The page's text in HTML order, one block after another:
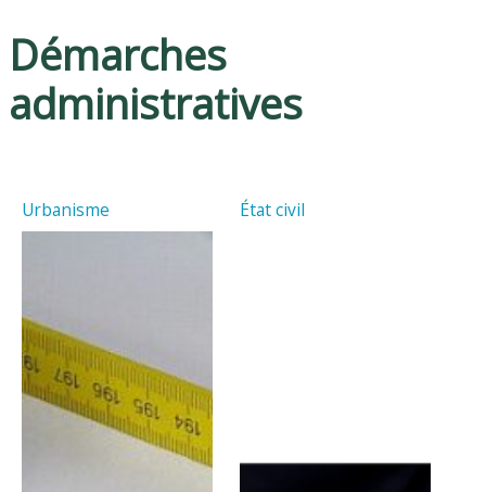
Démarches
administratives
Urbanisme État civil